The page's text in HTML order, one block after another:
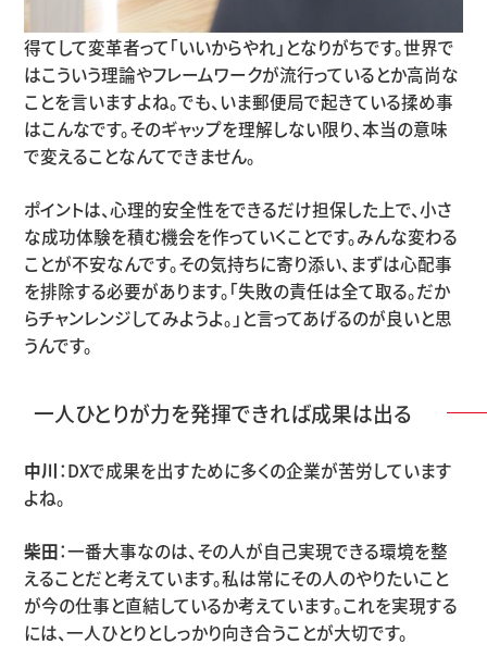
得てして変革者って「いいからやれ」となりがちです。世界で
はこういう理論やフレームワークが流行っているとか高尚な
ことを言いますよね。でも、いま郵便局で起きている揉め事
はこんなです。そのギャップを理解しない限り、本当の意味
で変えることなんてできません。
ポイントは、心理的安全性をできるだけ担保した上で、小さ
な成功体験を積む機会を作っていくことです。みんな変わる
ことが不安なんです。その気持ちに寄り添い、まずは心配事
を排除する必要があります。「失敗の責任は全て取る。だか
らチャンレンジしてみようよ。」と言ってあげるのが良いと思
うんです。
一人ひとりが力を発揮できれば成果は出る
中川：DXで成果を出すために多くの企業が苦労しています
よね。
柴田：一番大事なのは、その人が自己実現できる環境を整
えることだと考えています。私は常にその人のやりたいこと
が今の仕事と直結しているか考えています。これを実現する
には、一人ひとりとしっかり向き合うことが大切です。